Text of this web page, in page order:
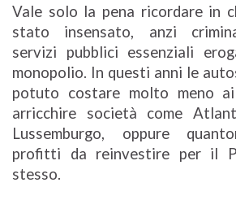
Vale solo la pena ricordare in
stato insensato, anzi
servizi pubblici essenziali
monopolio. In questi anni le
potuto costare molto meno
arricchire società come
Lussemburgo, oppure
profitti da reinvestire per il
stesso.